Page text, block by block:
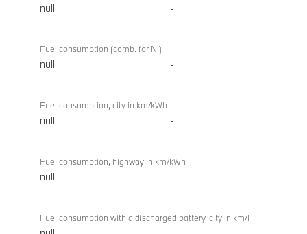
null -
Fuel consumption (comb. for NI)
null -
Fuel consumption, city in km/kWh
null -
Fuel consumption, highway in km/kWh
null -
Fuel consumption with a discharged battery, city in km/l